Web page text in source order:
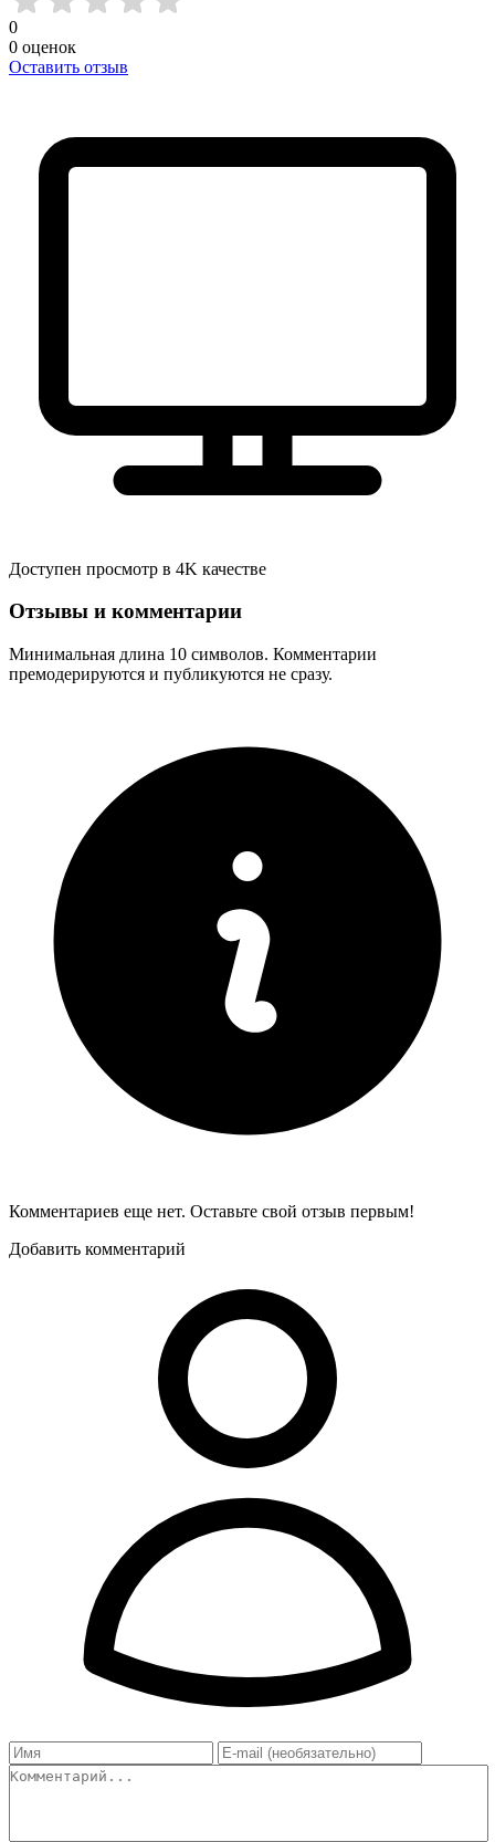
0
0 оценок
Оставить отзыв
Доступен просмотр в 4K качестве
Отзывы и комментарии
Минимальная длина 10 символов. Комментарии
премодерируются и публикуются не сразу.
Комментариев еще нет. Оставьте свой отзыв первым!
Добавить комментарий